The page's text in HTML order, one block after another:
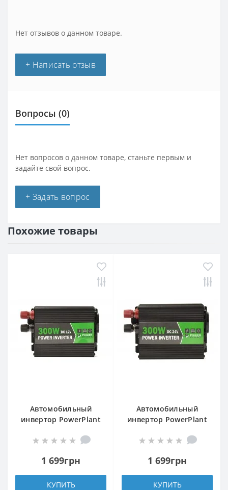
Нет отзывов о данном товаре.
+ Написать отзыв
Вопросы (0)
Нет вопросов о данном товаре, станьте первым и
задайте свой вопрос.
+ Задать вопрос
Похожие товары
Автомобильный
инвертор PowerPlant
1 699грн
КУПИТЬ
Автомобильный
инвертор PowerPlant
1 699грн
КУПИТЬ